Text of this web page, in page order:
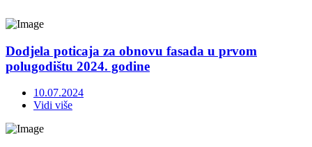
Dodjela poticaja za obnovu fasada u prvom
polugodištu 2024. godine
10.07.2024
Vidi više